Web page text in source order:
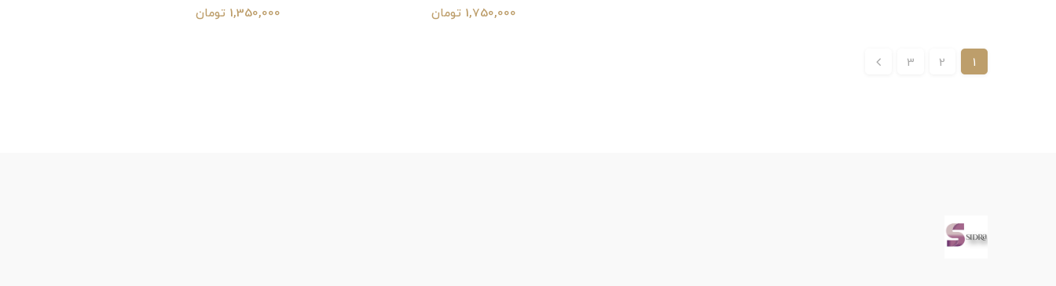
1,750,000 تومان
1,350,000 تومان
1
2
3